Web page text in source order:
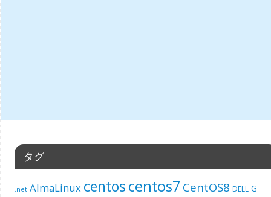
タグ
.net AlmaLinux centoscentos7 CentOS8 DELL G